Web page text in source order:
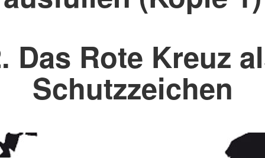
Das Rote Kreuz
Schutzzeichen